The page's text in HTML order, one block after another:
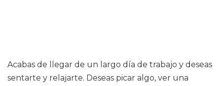
Acabas de llegar de un largo día de trabajo y deseas
sentarte y relajarte. Deseas picar algo, ver una